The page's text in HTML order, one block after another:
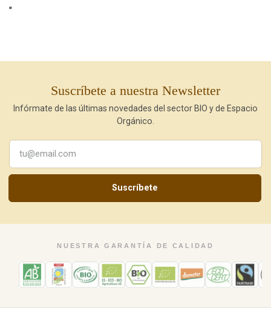
"
Suscríbete a nuestra Newsletter
Infórmate de las últimas novedades del sector BIO y de Espacio
Orgánico.
Suscríbete
NUESTRA GARANTÍA DE CALIDAD